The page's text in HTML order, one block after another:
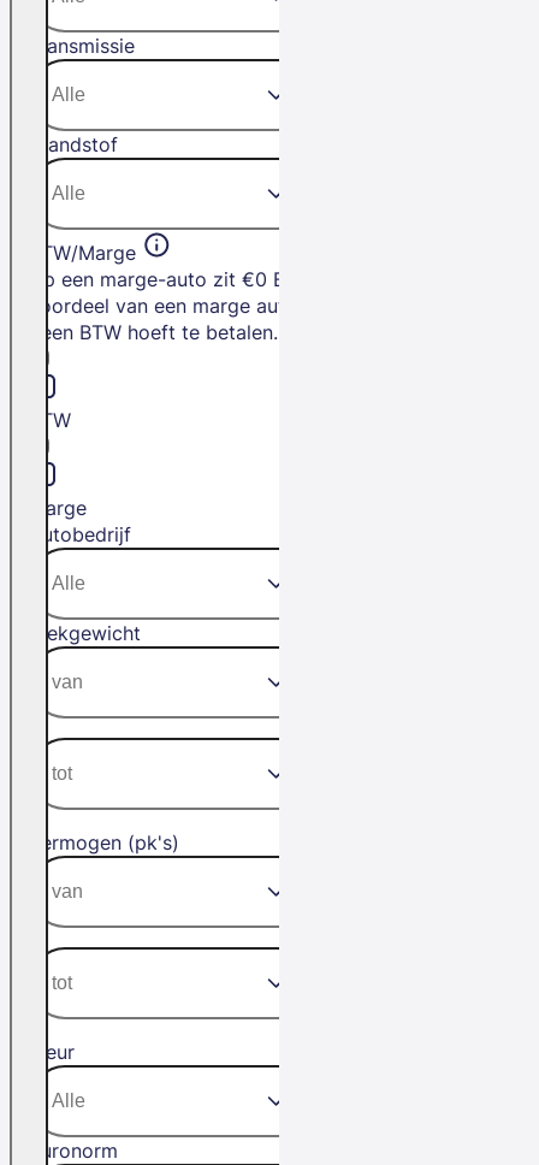
Transmissie
Brandstof
BTW/Marge
Op een marge-auto zit €0 BTW. Het
voordeel van een marge auto is dat je
geen BTW hoeft te betalen.
BTW
Marge
Autobedrijf
Trekgewicht
Vermogen (pk's)
Kleur
Euronorm